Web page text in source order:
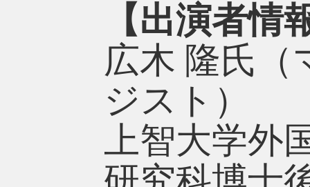
【出演者情
広木 隆氏
ジスト）
上智大学外